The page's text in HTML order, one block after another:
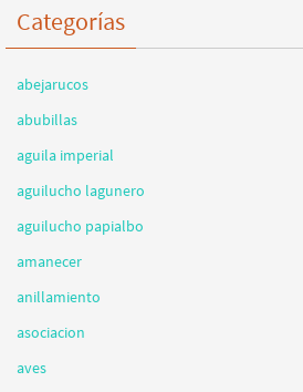
Categorías
abejarucos
abubillas
aguila imperial
aguilucho lagunero
aguilucho papialbo
amanecer
anillamiento
asociacion
aves